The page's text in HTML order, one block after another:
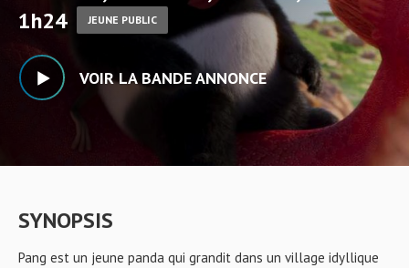
1h24
JEUNE PUBLIC
VOIR LA BANDE ANNONCE
SYNOPSIS
Pang est un jeune panda qui grandit dans un village idyllique